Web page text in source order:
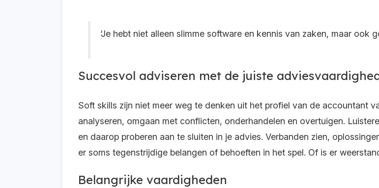
‘Je hebt niet alleen slimme software en kennis van zaken, maar ook
Succesvol adviseren met de juiste
Soft skills zijn niet meer weg te denken uit het profiel van de accountant
analyseren, omgaan met conflicten, onderhandelen en overtuigen.
en daarop proberen aan te sluiten in je advies. Verbanden zien,
er soms tegenstrijdige belangen of behoeften in het spel. Of is er
Belangrijke vaardigheden